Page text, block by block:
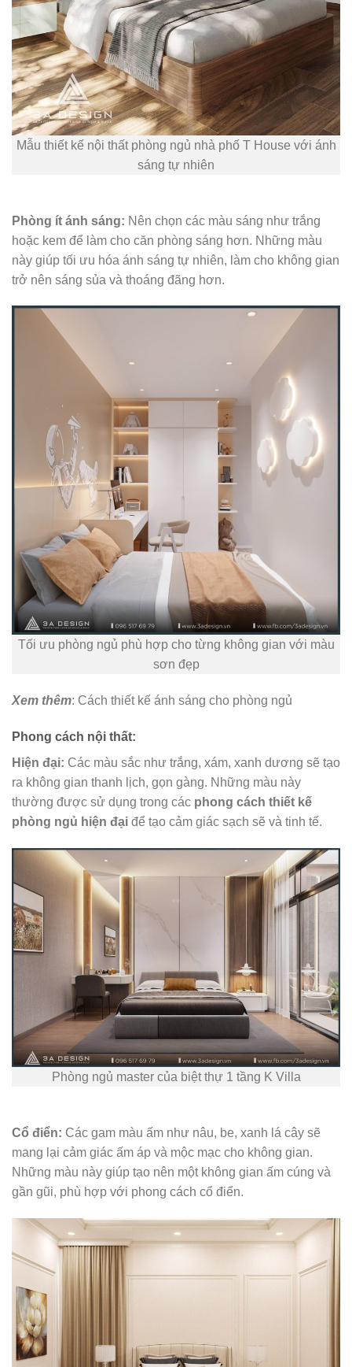
Mẫu thiết kế nội thất phòng ngủ nhà phố T House với ánh
sáng tự nhiên
Phòng ít ánh sáng: Nên chọn các màu sáng như trắng
hoặc kem để làm cho căn phòng sáng hơn. Những màu
này giúp tối ưu hóa ánh sáng tự nhiên, làm cho không gian
trở nên sáng sủa và thoáng đãng hơn.
Tối ưu phòng ngủ phù hợp cho từng không gian với màu
sơn đẹp
Xem thêm: Cách thiết kế ánh sáng cho phòng ngủ
Phong cách nội thất:
Hiện đại: Các màu sắc như trắng, xám, xanh dương sẽ tạo
ra không gian thanh lịch, gọn gàng. Những màu này
thường được sử dụng trong các phong cách thiết kế
phòng ngủ hiện đại để tạo cảm giác sạch sẽ và tinh tế.
Phòng ngủ master của biệt thự 1 tầng K Villa
Cổ điển: Các gam màu ấm như nâu, be, xanh lá cây sẽ
mang lại cảm giác ấm áp và mộc mạc cho không gian.
Những màu này giúp tạo nên một không gian ấm cúng và
gần gũi, phù hợp với phong cách cổ điển.